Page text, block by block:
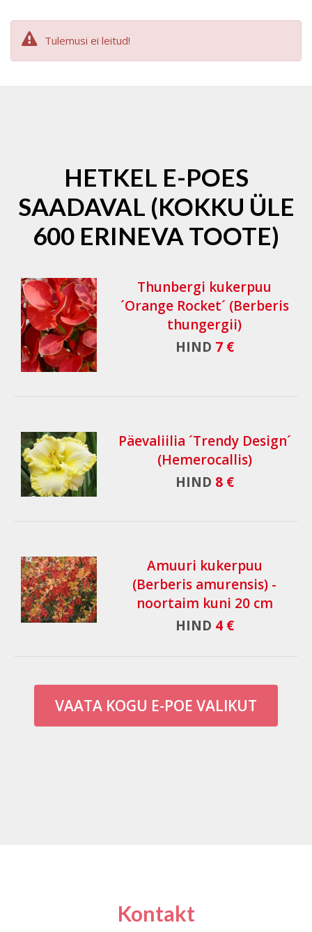
Tulemusi ei leitud!
HETKEL E-POES
SAADAVAL (KOKKU ÜLE
600 ERINEVA TOOTE)
Thunbergi kukerpuu
´Orange Rocket´ (Berberis
thungergii)
HIND 7 €
Päevaliilia ´Trendy Design´
(Hemerocallis)
HIND 8 €
Amuuri kukerpuu
(Berberis amurensis) -
noortaim kuni 20 cm
HIND 4 €
VAATA KOGU E-POE VALIKUT
Kontakt